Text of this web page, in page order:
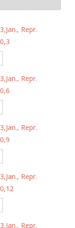
Repr.
Repr.
Repr.
Repr.
Repr.